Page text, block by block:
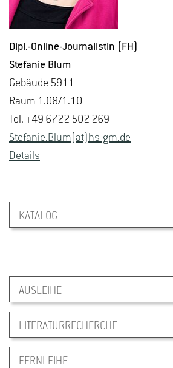
Dipl.-On­line-Jour­na­lis­tin (FH)
Ste­fa­nie Blum
Ge­bäu­de 5911
Raum 1.08/1.10
Tel. +49 6722 502 269
Ste­fa­nie.Blum(at)hs-​gm.​de
De­tails
KATALOG
AUSLEIHE
LITERATURRECHERCHE
FERNLEIHE